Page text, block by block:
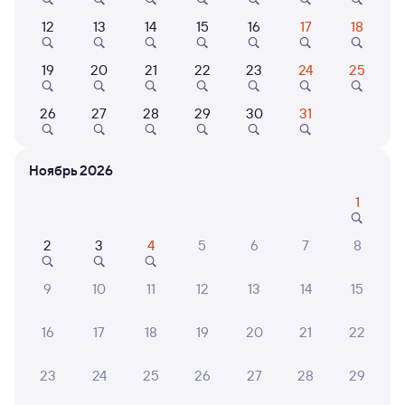
от 3 ⁠558 ⁠₽ 5 ⁠048 ⁠₽
Выберите дату
115Н Проходящий
Пенза
в Адлер
14 ч 18 м в пути
Дни следования ближайшие: 8, 10, 12 августа Маршрут
Плацкарт Купе
12 13 14 15 16 17 18
19 20 21 22 23 24 25
26 27 28 29 30 31
Ноябрь 2026
1
2 3 4 5 6 7 8
9 10 11 12 13 14 15
16 17 18 19 20 21 22
23 24 25 26 27 28 29